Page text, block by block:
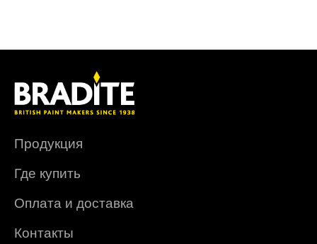
Продукция
Где купить
Оплата и доставка
Контакты